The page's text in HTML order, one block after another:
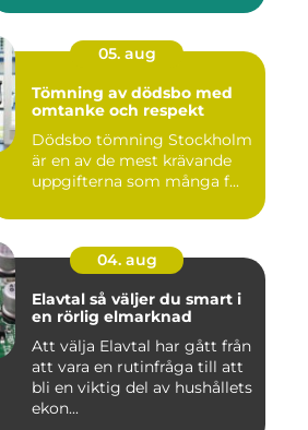
05. aug
Tömning av dödsbo med
omtanke och respekt
Dödsbo tömning Stockholm
är en av de mest krävande
uppgifterna som många f...
04. aug
Elavtal så väljer du smart i
en rörlig elmarknad
Att välja Elavtal har gått från
att vara en rutinfråga till att
bli en viktig del av hushållets
ekon...